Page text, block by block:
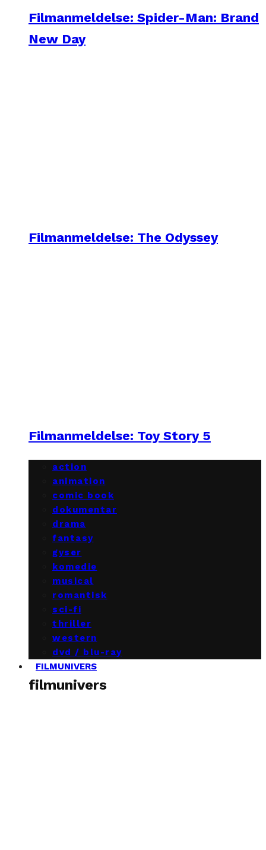
Filmanmeldelse: Spider-Man: Brand
New Day
Filmanmeldelse: The Odyssey
Filmanmeldelse: Toy Story 5
action
animation
comic book
dokumentar
drama
fantasy
gyser
komedie
musical
romantisk
sci-fi
thriller
western
dvd / blu-ray
FILMUNIVERS
filmunivers